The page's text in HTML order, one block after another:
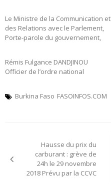
Le Ministre de la Communication et
des Relations avec le Parlement,
Porte-parole du gouvernement,
Rémis Fulgance DANDJINOU
Officier de l’ordre national
Burkina Faso FASOINFOS.COM
de
l’article
Hausse du prix du
carburant : grève de
24h le 29 novembre
2018 Prévu par la CCVC